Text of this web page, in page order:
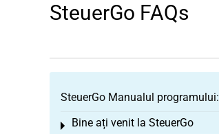
SteuerGo FAQs
SteuerGo Manualul programului:
Bine ați venit la SteuerGo
Toggle menu